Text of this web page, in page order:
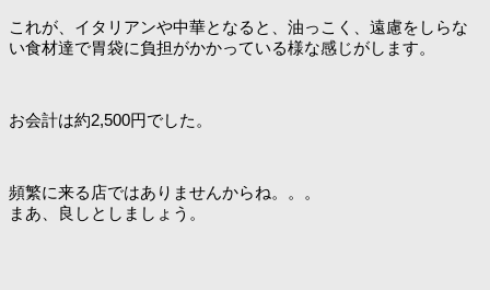
これが、イタリアンや中華となると、油っこく、遠慮をしらな
い食材達で胃袋に負担がかかっている様な感じがします。
お会計は約2,500円でした。
頻繁に来る店ではありませんからね。。。
まあ、良しとしましょう。